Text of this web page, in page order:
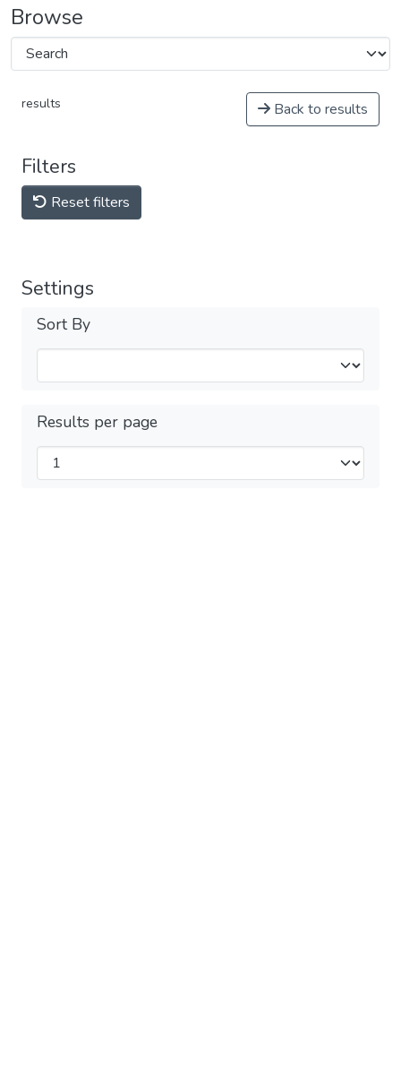
Browse
results Back to results
Filters
Reset filters
Settings
Sort By
Results per page